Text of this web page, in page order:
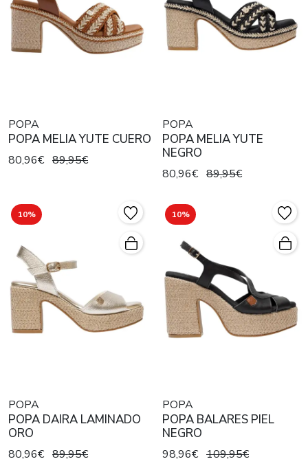
POPA
POPA MELIA YUTE CUERO
80,96€ 89,95€
POPA
POPA MELIA YUTE
NEGRO
80,96€ 89,95€
10%
POPA
POPA DAIRA LAMINADO
ORO
80,96€ 89,95€
10%
POPA
POPA BALARES PIEL
NEGRO
98,96€ 109,95€